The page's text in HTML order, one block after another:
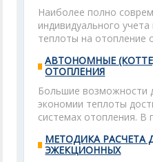
Наиболее полно
индивидуального
теплоты на отопление
АВТОНОМНЫЕ
ОТОПЛЕНИЯ
Большие возможности
экономии теплоты
системах отопления.
МЕТОДИКА РАСЧЕТА
ЭЖЕКЦИОННЫХ